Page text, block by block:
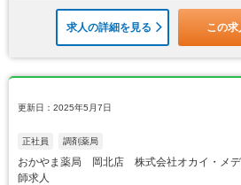
求人の詳細を見る この
更新日：2025年5月7日
正社員 調剤薬局
おかやま薬局 岡北店 株式会社オカイ・メデ
師求人